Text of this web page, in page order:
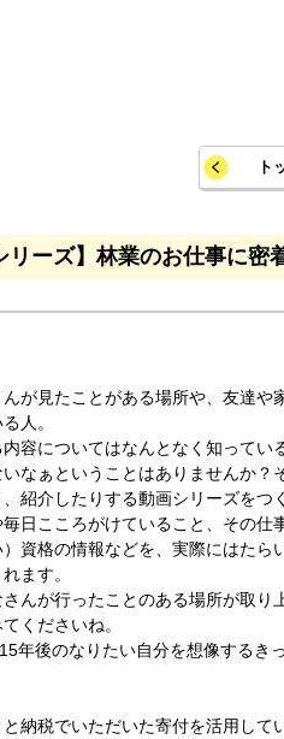
ト
リーズ】林業のお仕事に密
が見たことがある場所や、友達や
人。
容についてはなんとなく知ってい
なぁということはありませんか？
紹介したりする動画シリーズをつ
日こころがけていること、その仕
資格の情報などを、実際にはたら
ます。
んが行ったことのある場所が取り
くださいね。
年後のなりたい自分を想像するき
納税でいただいた寄付を活用して